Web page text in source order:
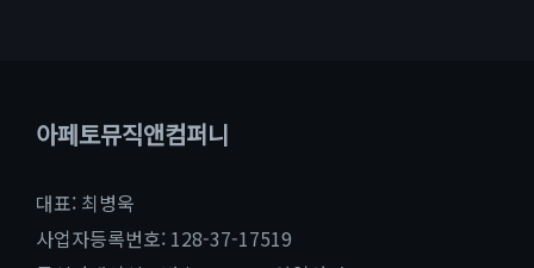
아페토뮤직앤컴퍼니
대표: 최병욱
사업자등록번호: 128-37-17519